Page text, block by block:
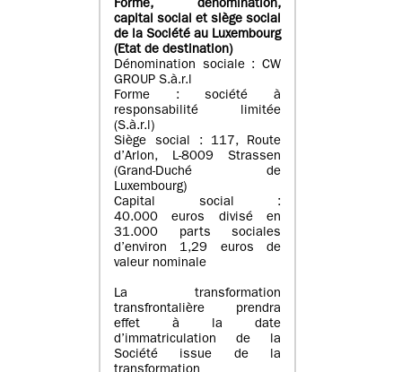
Forme, dénomination,
capital social et siège social
de la Société au Luxembourg
(Etat de destination)
Dénomination sociale : CW
GROUP S.à.r.l
Forme : société à
responsabilité limitée
(S.à.r.l)
Siège social : 117, Route
d’Arlon, L-8009 Strassen
(Grand-Duché de
Luxembourg)
Capital social :
40.000 euros divisé en
31.000 parts sociales
d’environ 1,29 euros de
valeur nominale
La transformation
transfrontalière prendra
effet à la date
d’immatriculation de la
Société issue de la